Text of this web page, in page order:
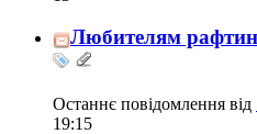
Любителям
Останнє повідомлення від
19:15